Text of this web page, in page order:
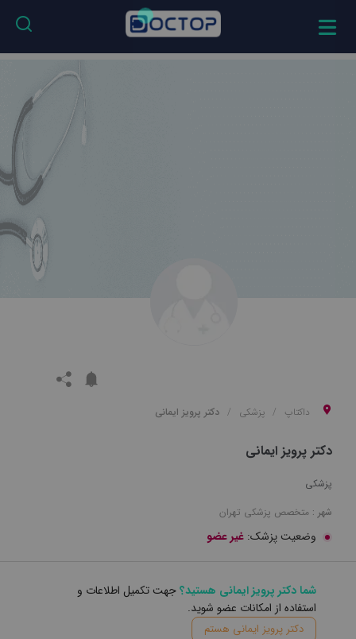
داکتاپ پزشکی دکتر پرویز ایمانی
دکتر پرویز ایمانی
پزشکی
شهر : متخصص پزشکی تهران
وضعیت پزشک: غیر عضو
شما دکتر پرویز ایمانی هستید؟جهت تکمیل اطلاعات و
استفاده از امکانات عضو شوید.
دکتر پرویز ایمانی هستم